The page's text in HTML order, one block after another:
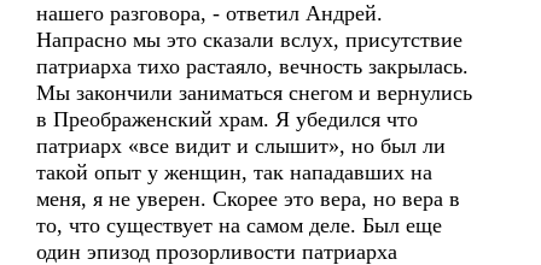
нашего разговора, - ответил Андрей.
Напрасно мы это сказали вслух, присутствие
патриарха тихо растаяло, вечность закрылась.
Мы закончили заниматься снегом и вернулись
в Преображенский храм. Я убедился что
патриарх «все видит и слышит», но был ли
такой опыт у женщин, так нападавших на
меня, я не уверен. Скорее это вера, но вера в
то, что существует на самом деле. Был еще
один эпизод прозорливости патриарха